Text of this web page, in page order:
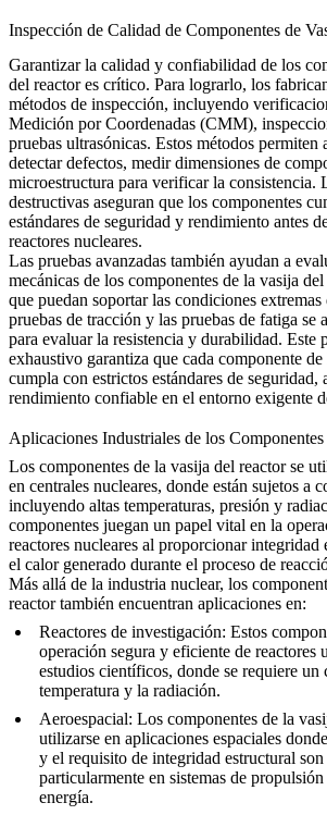
Inspección de Calidad de Componentes de
Garantizar la calidad y confiabilidad de los
del reactor es crítico. Para lograrlo, los
métodos de inspección, incluyendo
Medición por Coordenadas (CMM),
pruebas ultrasónicas. Estos métodos permiten
detectar defectos, medir dimensiones de
microestructura para verificar la consistencia.
destructivas aseguran que los componentes
estándares de seguridad y rendimiento antes
reactores nucleares.
Las pruebas avanzadas también ayudan a
mecánicas de los componentes de la vasija
que puedan soportar las condiciones extremas
pruebas de tracción y las pruebas de fatiga se
para evaluar la resistencia y durabilidad. Este
exhaustivo garantiza que cada componente
cumpla con estrictos estándares de seguridad,
rendimiento confiable en el entorno exigente
Aplicaciones Industriales de los
Los componentes de la vasija del reactorse
en centrales nucleares, donde están sujetos a
incluyendo altas temperaturas, presión y
componentes juegan un papel vital en la
reactores nucleares al proporcionar integridad
el calor generado durante el proceso de
Más allá de la industria nuclear, los
reactor también encuentran aplicaciones en:
Reactores de investigación: Estos
operación segura y eficiente de reactores
estudios científicos, donde se requiere un
temperatura y la radiación.
Aeroespacial: Los componentes de la
utilizarse en aplicaciones espaciales
y el requisito de integridad estructural son
particularmente en sistemas de
energía.